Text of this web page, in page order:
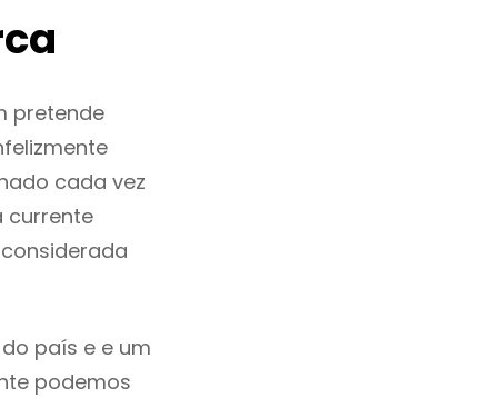
pretende
cada vez
currente
país e e um
podemos